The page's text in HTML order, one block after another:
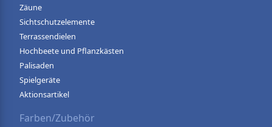
Zäune
Sichtschutzelemente
Terrassendielen
Hochbeete und Pflanzkästen
Palisaden
Spielgeräte
Aktionsartikel
Farben/Zubehör